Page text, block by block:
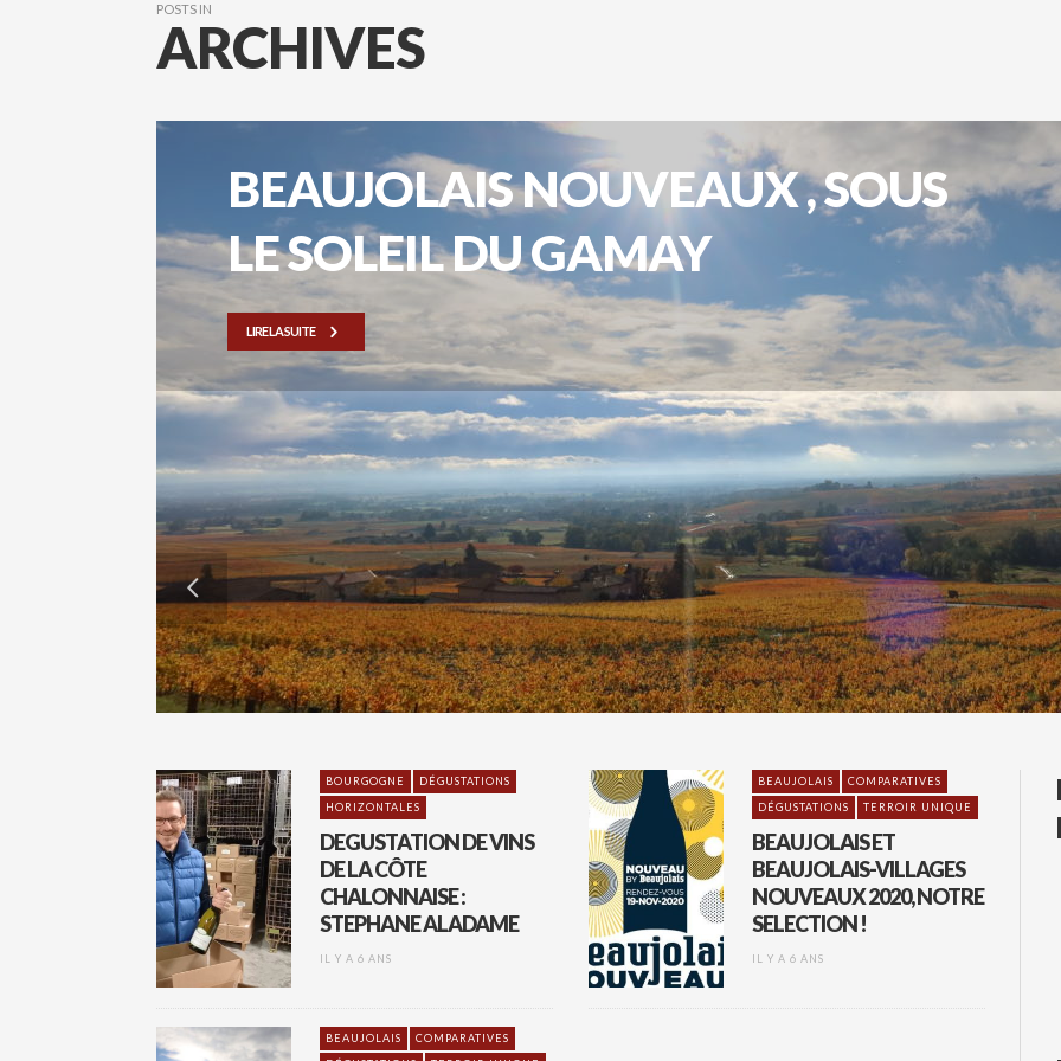
POSTS IN
ARCHIVES
BEAUJOLAIS NOUVEAUX , SOUS
LE SOLEIL DU GAMAY
LIRE LA SUITE
BOURGOGNE
DÉGUSTATIONS
HORIZONTALES
DEGUSTATION DE VINS
DE LA CÔTE
CHALONNAISE :
STEPHANE ALADAME
IL Y A 6 ANS
BEAUJOLAIS
COMPARATIVES
DÉGUSTATIONS
TERROIR UNIQUE
BEAUJOLAIS ET
BEAUJOLAIS-VILLAGES
NOUVEAUX 2020, NOTRE
SELECTION !
IL Y A 6 ANS
BEAUJOLAIS
COMPARATIVES